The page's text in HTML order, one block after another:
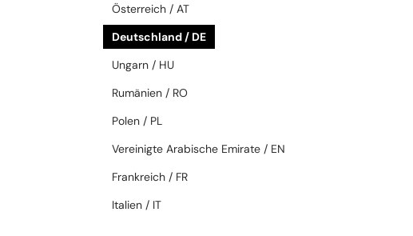
Sonnenbrillen
206 EUR
Gucci—
Österreich / AT
Deutschland / DE
Ungarn / HU
Rumänien / RO
Polen / PL
Vereinigte Arabische Emirate / EN
Frankreich / FR
Italien / IT